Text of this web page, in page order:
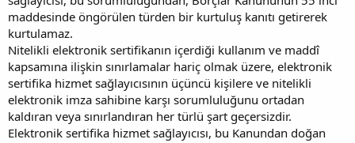
maddesinde öngörülen türden bir kurtuluş kanıtı getirerek
kurtulamaz.
Nitelikli elektronik sertifikanın içerdiği kullanım ve maddî
kapsamına ilişkin sınırlamalar hariç olmak üzere, elektronik
sertifika hizmet sağlayıcısının üçüncü kişilere ve nitelikli
elektronik imza sahibine karşı sorumluluğunu ortadan
kaldıran veya sınırlandıran her türlü şart geçersizdir.
Elektronik sertifika hizmet sağlayıcısı, bu Kanundan doğan